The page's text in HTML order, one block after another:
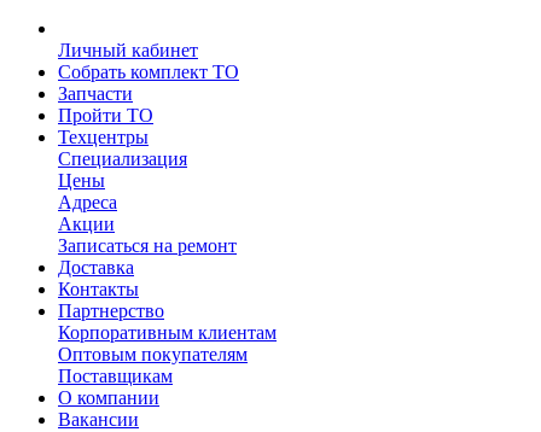
Личный кабинет
Собрать комплект ТО
Запчасти
Пройти ТО
Техцентры
Специализация
Цены
Адреса
Акции
Записаться на ремонт
Доставка
Контакты
Партнерство
Корпоративным клиентам
Оптовым покупателям
Поставщикам
О компании
Вакансии